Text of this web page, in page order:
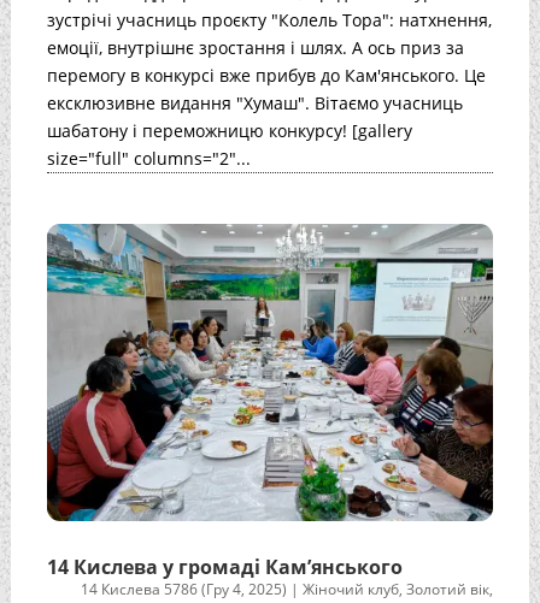
зустрічі учасниць проєкту "Колель Тора": натхнення,
емоції, внутрішнє зростання і шлях. А ось приз за
перемогу в конкурсі вже прибув до Кам'янського. Це
ексклюзивне видання "Хумаш". Вітаємо учасниць
шабатону і переможницю конкурсу! [gallery
size="full" columns="2"...
14 Кислева у громаді Кам’янського
14 Кислева 5786 (Гру 4, 2025) |Жіночий клуб,Золотий вік,